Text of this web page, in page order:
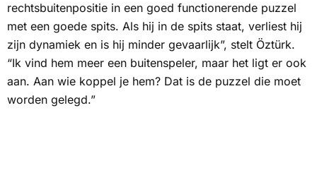
rechtsbuitenpositie in een goed functionerende puzzel
met een goede spits. Als hij in de spits staat, verliest hij
zijn dynamiek en is hij minder gevaarlijk”, stelt Öztürk.
“Ik vind hem meer een buitenspeler, maar het ligt er ook
aan. Aan wie koppel je hem? Dat is de puzzel die moet
worden gelegd.”